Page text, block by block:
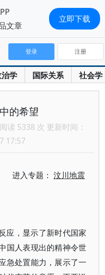
学 国际关系 社会学
登录 注册
的希望
读 5338 次 更新时间：
17:57
进入专题：汶川地震
应，显示了新时代国家
国人表现出的精神令世
急处置能力，展示了一
文章
立即下载